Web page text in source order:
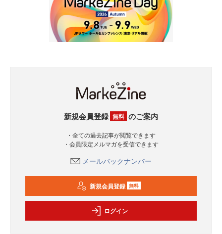
新規会員登録 無料 のご案内
・全ての過去記事が閲覧できます
・会員限定メルマガを受信できます
メールバックナンバー
新規会員登録 無料
ログイン